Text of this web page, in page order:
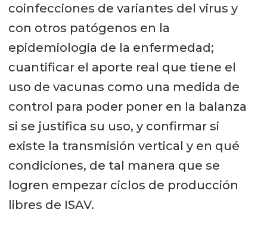
coinfecciones de variantes del virus y
con otros patógenos en la
epidemiologia de la enfermedad;
cuantificar el aporte real que tiene el
uso de vacunas como una medida de
control para poder poner en la balanza
si se justifica su uso, y confirmar si
existe la transmisión vertical y en qué
condiciones, de tal manera que se
logren empezar ciclos de producción
libres de ISAV.